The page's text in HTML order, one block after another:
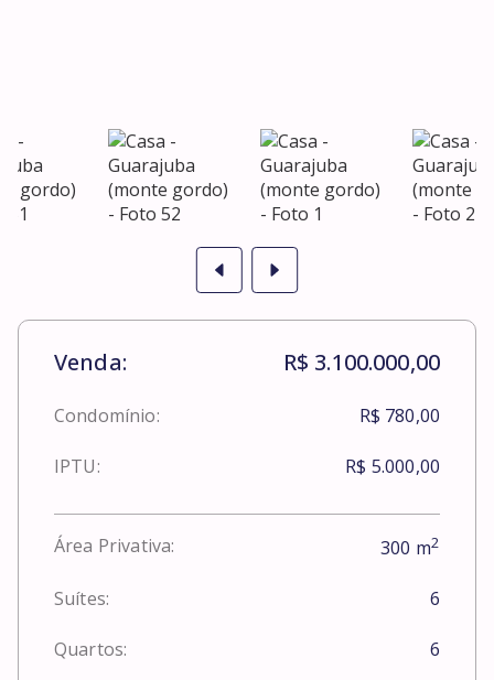
Venda: R$ 3.100.000,00
Condomínio: R$ 780,00
IPTU: R$ 5.000,00
Área Privativa: 300 m2
Suítes: 6
Quartos: 6